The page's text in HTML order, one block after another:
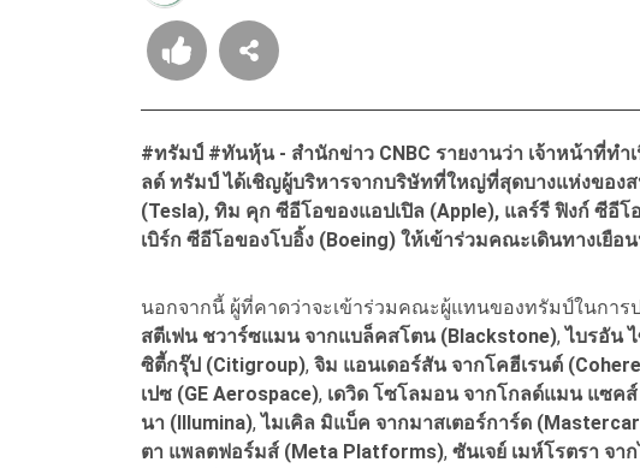
#ทรัมป์ #ทันหุ้น - สำนักข่าว CNBC รายงานว่า เจ้าหน้าที่ทำ
ลด์ ทรัมป์ ได้เชิญผู้บริหารจากบริษัทที่ใหญ่ที่สุดบางแห่งของ
(Tesla), ทิม คุก ซีอีโอของแอปเปิล (Apple), แลร์รี ฟิงก์ ซีอี
เบิร์ก ซีอีโอของโบอิ้ง (Boeing) ให้เข้าร่วมคณะเดินทางเยือ
นอกจากนี้ ผู้ที่คาดว่าจะเข้าร่วมคณะผู้แทนของทรัมป์ในการ
สตีเฟน ชวาร์ซแมน จากแบล็คสโตน (Blackstone),ไบรอัน
ซิตี้กรุ๊ป (Citigroup), จิม แอนเดอร์สัน จากโคฮีเรนต์
เปซ (GE Aerospace), เดวิด โซโลมอน จากโกลด์แมน แซคส์
นา (Illumina),ไมเคิล มิแบ็ค จากมาสเตอร์การ์ด
ตา แพลตฟอร์มส์ (Meta Platforms), ซันเจย์ เมห์โรตรา จ